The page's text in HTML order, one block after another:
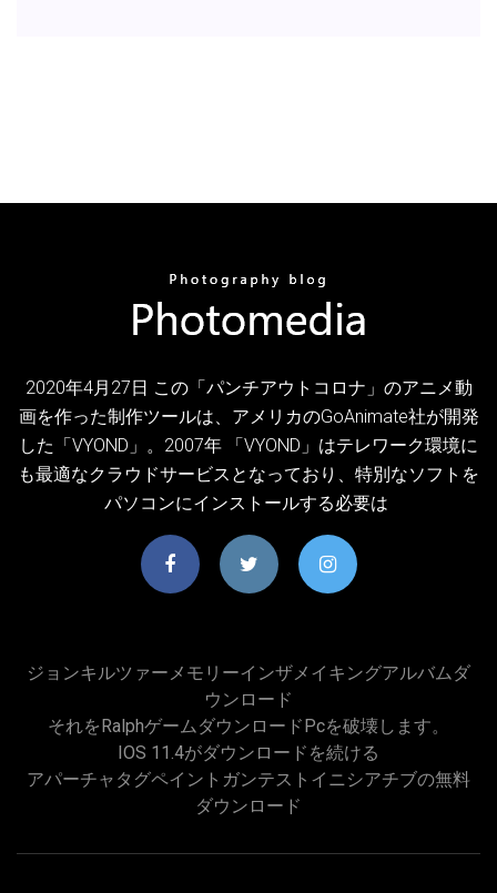
2020年4月27日 この「パンチアウトコロナ」のアニメ動
画を作った制作ツールは、アメリカのGoAnimate社が開発
した「VYOND」。2007年 「VYOND」はテレワーク環境に
も最適なクラウドサービスとなっており、特別なソフトを
パソコンにインストールする必要は
ジョンキルツァーメモリーインザメイキングアルバムダ
ウンロード
それをralphゲームダウンロードpcを破壊します。
IOS 11.4がダウンロードを続ける
アパーチャタグペイントガンテストイニシアチブの無料
ダウンロード